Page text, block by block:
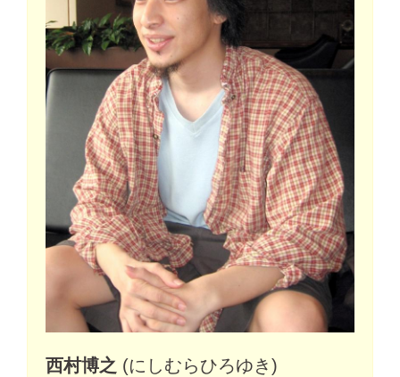
西村博之 (にしむらひろゆき)